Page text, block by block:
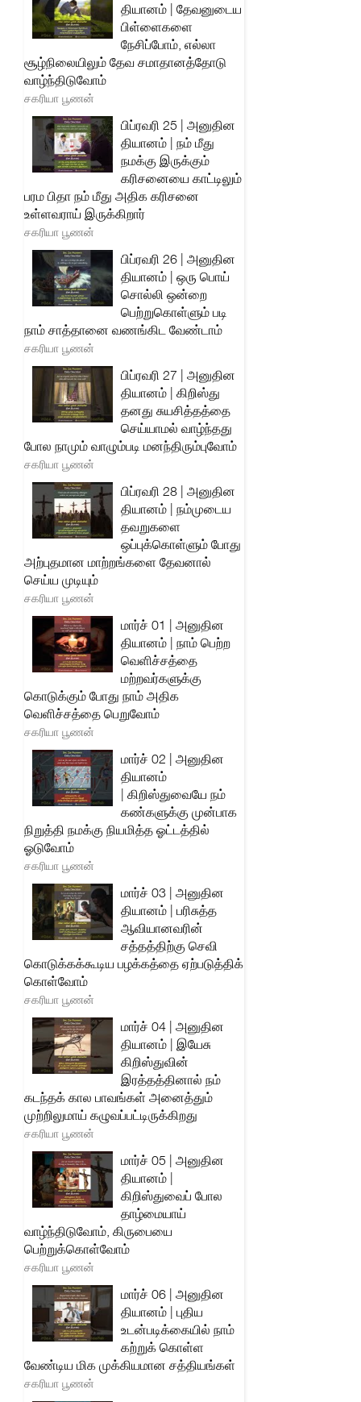
தியானம் | தேவனுடைய
பிள்ளைகளை
நேசிப்போம், எல்லா
சூழ்நிலையிலும் தேவ சமாதானத்தோடு
வாழ்ந்திடுவோம்
சகரியா பூணன்
பிப்ரவரி 25 | அனுதின
தியானம் | நம் மீது
நமக்கு இருக்கும்
கரிசனையை காட்டிலும்
பரம பிதா நம் மீது அதிக கரிசனை
உள்ளவராய் இருக்கிறார்
சகரியா பூணன்
பிப்ரவரி 26 | அனுதின
தியானம் | ஒரு பொய்
சொல்லி ஒன்றை
பெற்றுகொள்ளும் படி
நாம் சாத்தானை வணங்கிட வேண்டாம்
சகரியா பூணன்
பிப்ரவரி 27 | அனுதின
தியானம் | கிறிஸ்து
தனது சுயசித்தத்தை
செய்யாமல் வாழ்ந்தது
போல நாமும் வாழும்படி மனந்திரும்புவோம்
சகரியா பூணன்
பிப்ரவரி 28 | அனுதின
தியானம் | நம்முடைய
தவறுகளை
ஒப்புக்கொள்ளும் போது
அற்புதமான மாற்றங்களை தேவனால்
செய்ய முடியும்
சகரியா பூணன்
மார்ச் 01 | அனுதின
தியானம் | நாம் பெற்ற
வெளிச்சத்தை
மற்றவர்களுக்கு
கொடுக்கும் போது நாம் அதிக
வெளிச்சத்தை பெறுவோம்
சகரியா பூணன்
மார்ச் 02 | அனுதின
தியானம்
| கிறிஸ்துவையே நம்
கண்களுக்கு முன்பாக
நிறுத்தி நமக்கு நியமித்த ஓட்டத்தில்
ஓடுவோம்
சகரியா பூணன்
மார்ச் 03 | அனுதின
தியானம் | பரிசுத்த
ஆவியானவரின்
சத்தத்திற்கு செவி
கொடுக்கக்கூடிய பழக்கத்தை ஏற்படுத்திக்
கொள்வோம்
சகரியா பூணன்
மார்ச் 04 | அனுதின
தியானம் | இயேசு
கிறிஸ்துவின்
இரத்தத்தினால் நம்
கடந்தக் கால பாவங்கள் அனைத்தும்
முற்றிலுமாய் கழுவப்பட்டிருக்கிறது
சகரியா பூணன்
மார்ச் 05 | அனுதின
தியானம் |
கிறிஸ்துவைப் போல
தாழ்மையாய்
வாழ்ந்திடுவோம், கிருபையை
பெற்றுக்கொள்வோம்
சகரியா பூணன்
மார்ச் 06 | அனுதின
தியானம் | புதிய
உடன்படிக்கையில் நாம்
கற்றுக் கொள்ள
வேண்டிய மிக முக்கியமான சத்தியங்கள்
சகரியா பூணன்